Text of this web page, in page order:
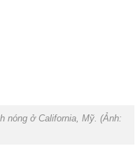
nóng ở California, Mỹ. (Ảnh: